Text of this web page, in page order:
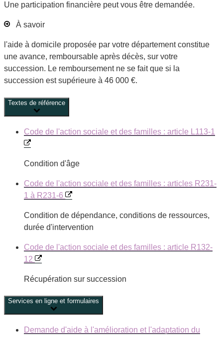
Une participation financière peut vous être demandée.
À savoir
l'aide à domicile proposée par votre département constitue
une avance, remboursable après décès, sur votre
succession. Le remboursement ne se fait que si la
succession est supérieure à 46 000 €.
Textes de référence
Code de l'action sociale et des familles : article L113-1
Condition d'âge
Code de l'action sociale et des familles : articles R231-
1 à R231-6
Condition de dépendance, conditions de ressources,
durée d'intervention
Code de l'action sociale et des familles : article R132-
12
Récupération sur succession
Services en ligne et formulaires
Demande d'aide à l'amélioration et l'adaptation du